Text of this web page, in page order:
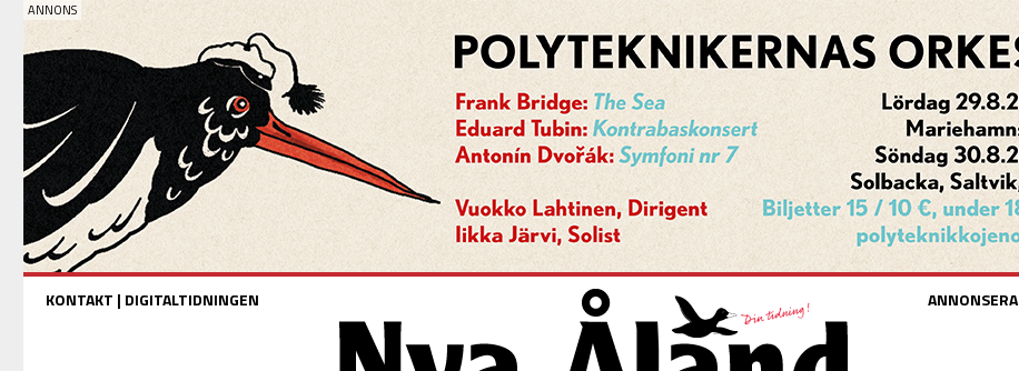
KONTAKT | DIGITALTIDNINGEN ANNONSERA